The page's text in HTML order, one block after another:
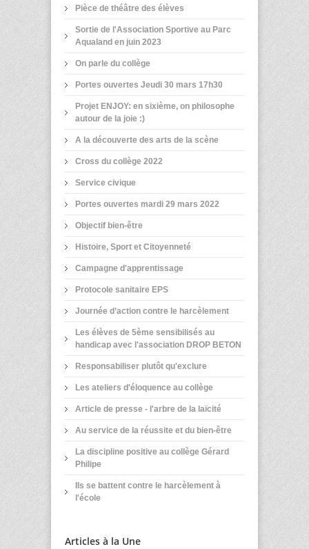
Pièce de théâtre des élèves
Sortie de l'Association Sportive au Parc
Aqualand en juin 2023
On parle du collège
Portes ouvertes Jeudi 30 mars 17h30
Projet ENJOY: en sixième, on philosophe
autour de la joie :)
A la découverte des arts de la scène
Cross du collège 2022
Service civique
Portes ouvertes mardi 29 mars 2022
Objectif bien-être
Histoire, Sport et Citoyenneté
Campagne d'apprentissage
Protocole sanitaire EPS
Journée d’action contre le harcèlement
Les élèves de 5ème sensibilisés au
handicap avec l'association DROP BETON
Responsabiliser plutôt qu'exclure
Les ateliers d'éloquence au collège
Article de presse - l'arbre de la laïcité
Au service de la réussite et du bien-être
La discipline positive au collège Gérard
Philipe
Ils se battent contre le harcèlement à
l'école
Articles à la Une